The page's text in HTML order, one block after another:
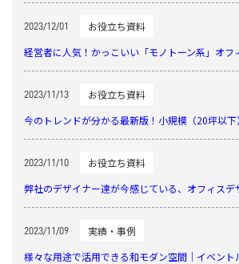
2023/12/01
お役立ち資料
経営者に人気！かっこいい「モノトーン系」オフ
2023/11/13
お役立ち資料
今のトレンドが分かる最新版！小規模（20坪以
2023/11/10
お役立ち資料
弊社のデザイナー達が今感じている、オフィス
2023/11/09
実績・事例
様々な用途で活用できる和モダン空間｜イベント